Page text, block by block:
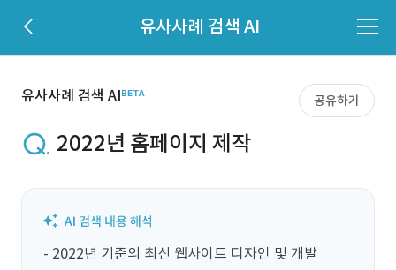
유사사례 검색 AI
유사사례 검색 AI 공유하기
2022년 홈페이지 제작
- 2022년 기준의 최신 웹사이트 디자인 및 개발